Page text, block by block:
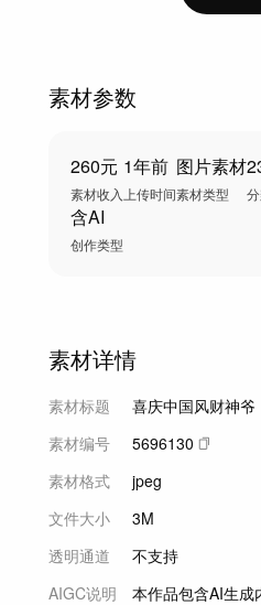
素材参数
260元
素材收入
1年前
上传时间
图片素材
素材类型
含AI
创作类型
素材详情
素材标题
喜庆中国风财神爷
素材编号
5696130
素材格式
jpeg
文件大小
3M
透明通道
不支持
AIGC说明
本作品包含AI生成